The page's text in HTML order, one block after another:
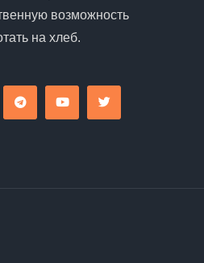
возможность
на хлеб.